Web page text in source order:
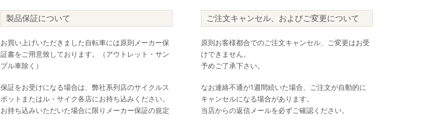
製品保証について
お買い上げいただきました自転車には原則メーカー保
証書をご用意致しております。（アウトレット・サン
プル車除く）
保証をお受けになる場合は、弊社系列店のサイクルス
ポットまたはル・サイク各店にお持ち込みください。
お持ち込みいただいた場合に限りメーカー保証の規定
ご注文キャンセル、およびご変更について
原則お客様都合でのご注文キャンセル、ご変更はお受
けできません。
予めご了承下さい。
なお連絡不通が1週間続いた場合、ご注文が自動的に
キャンセルになる場合があります。
当店からの返信メールを必ずご確認ください。